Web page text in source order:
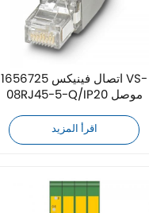
اتصال فينيكس 1656725 VS-
08RJ45-5-Q/IP20 موصل
اقرأ المزيد